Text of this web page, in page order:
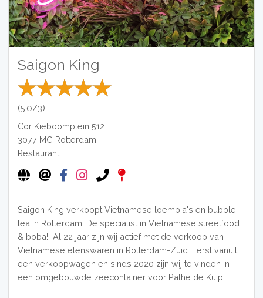
Saigon King
(5.0/3)
Cor Kieboomplein 512
3077 MG Rotterdam
Restaurant
Saigon King verkoopt Vietnamese loempia's en bubble
tea in Rotterdam. Dé specialist in Vietnamese streetfood
& boba! Al 22 jaar zijn wij actief met de verkoop van
Vietnamese etenswaren in Rotterdam-Zuid. Eerst vanuit
een verkoopwagen en sinds 2020 zijn wij te vinden in
een omgebouwde zeecontainer voor Pathé de Kuip.